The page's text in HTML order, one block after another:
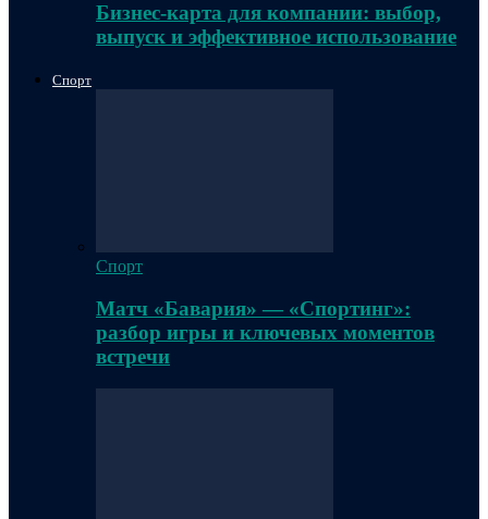
Бизнес-карта для компании: выбор,
выпуск и эффективное использование
Спорт
Спорт
Матч «Бавария» — «Спортинг»:
разбор игры и ключевых моментов
встречи